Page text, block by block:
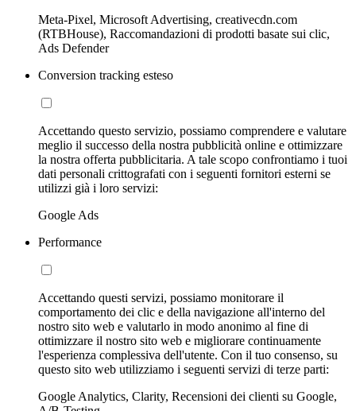
Meta-Pixel, Microsoft Advertising, creativecdn.com
(RTBHouse), Raccomandazioni di prodotti basate sui clic,
Ads Defender
Conversion tracking esteso
Accettando questo servizio, possiamo comprendere e valutare
meglio il successo della nostra pubblicità online e ottimizzare
la nostra offerta pubblicitaria. A tale scopo confrontiamo i tuoi
dati personali crittografati con i seguenti fornitori esterni se
utilizzi già i loro servizi:
Google Ads
Performance
Accettando questi servizi, possiamo monitorare il
comportamento dei clic e della navigazione all'interno del
nostro sito web e valutarlo in modo anonimo al fine di
ottimizzare il nostro sito web e migliorare continuamente
l'esperienza complessiva dell'utente. Con il tuo consenso, su
questo sito web utilizziamo i seguenti servizi di terze parti:
Google Analytics, Clarity, Recensioni dei clienti su Google,